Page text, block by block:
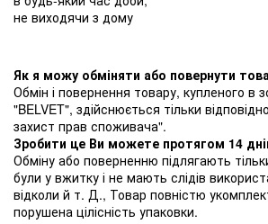
не виходячи з дому
Як я можу обміняти або повернути
Обмін і повернення товару, купленого в
"BELVET", здійснюється тільки
захист прав споживача".
Зробити це Ви можете протягом 14
Обміну або поверненню підлягають
були у вжитку і не мають слідів
відколи й т. Д., Товар повністю
порушена цілісність упаковки.